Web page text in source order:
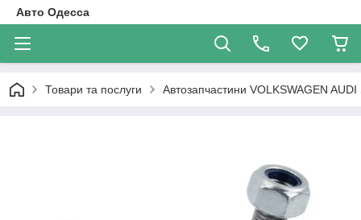
Авто Одесса
Товари та послуги Автозапчастини VOLKSWAGEN AUDI